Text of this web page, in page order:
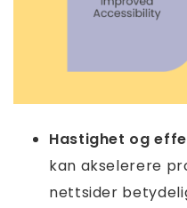
Hastighet og
kan akselerere
nettsider